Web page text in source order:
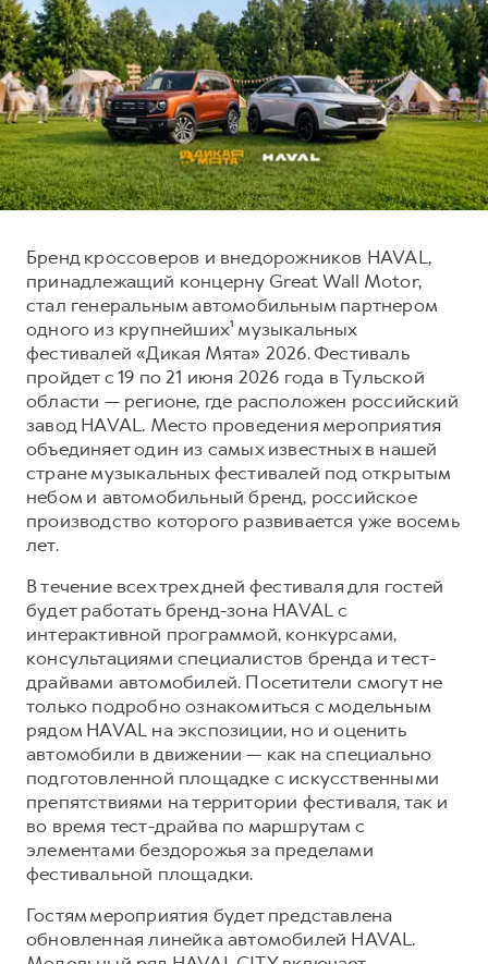
DARGO
от 3 199 000 ₽
DARGO X
от 3 499 000 ₽
F7
от 2 899 000 ₽
F7X
от 3 599 000 ₽
POER
от 3 449 000 ₽
Тест-драйв
Трейд-ин
КРЕДИТ И СТРАХОВАНИЕ
Кредитный калькулятор
Страхование
Кредит
КОРПОРАТИВНЫМ КЛИЕНТАМ
Для малого бизнеса
Корпоративным клиентам
Крупным корпоративным клиентам
Система управления автопарком
Сервис для корпоративных клиентов
HAVAL Лизинг
АКСЕССУАРЫ HAVAL
Автомобильные аксессуары
Коллекция CITY
Коллекция Базовая
Коллекция Детская
СЕРВИСНОЕ ОБСЛУЖИВАНИЕ
Нулевое ТО
Программа «Помощь на дороге»
Регламенты технического обслуживания
Электронный ПТС
GWM Безопасность
Гарантия HAVAL
Мобильное приложение GWM
Программа «HAVAL Защита+»
Руководства по эксплуатации
Подписки
АКСЕССУАРЫ HAVAL
Коллекция CITY
Коллекция Базовая
Коллекция Детская
О дилере
Наша команда
Контакты
Бренд кроссоверов и внедорожников HAVAL,
принадлежащий концерну Great Wall Motor,
стал генеральным автомобильным партнером
одного из крупнейших¹ музыкальных
фестивалей «Дикая Мята» 2026. Фестиваль
пройдет с 19 по 21 июня 2026 года в Тульской
области — регионе, где расположен российский
завод HAVAL. Место проведения мероприятия
объединяет один из самых известных в нашей
стране музыкальных фестивалей под открытым
небом и автомобильный бренд, российское
производство которого развивается уже восемь
лет.
В течение всех трех дней фестиваля для гостей
будет работать бренд-зона HAVAL с
интерактивной программой, конкурсами,
консультациями специалистов бренда и тест-
драйвами автомобилей. Посетители смогут не
только подробно ознакомиться с модельным
рядом HAVAL на экспозиции, но и оценить
автомобили в движении — как на специально
подготовленной площадке с искусственными
препятствиями на территории фестиваля, так и
во время тест-драйва по маршрутам с
элементами бездорожья за пределами
фестивальной площадки.
Гостям мероприятия будет представлена
обновленная линейка автомобилей HAVAL.